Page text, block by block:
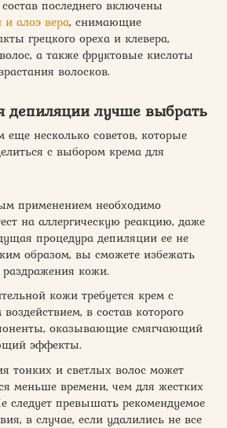
последнего включены
алоэ вера, снимающие
грецкого ореха и клевера,
а также фруктовые кислоты
волосков.
депиляции лучше выбрать
несколько советов, которые
с выбором крема для
применением необходимо
на аллергическую реакцию, даже
процедура депиляции ее не
образом, вы сможете избежать
кожи.
кожи требуется крем с
в состав которого
оказывающие смягчающий
эффекты.
тонких и светлых волос может
меньше времени, чем для жестких
следует превышать рекомендуемое
в случае, если удалились не все